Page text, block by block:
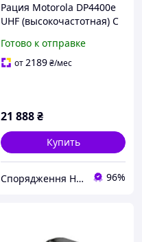
Рация Motorola DP4400e
UHF (высокочастотная) С
портативная
Готово к отправке
от2189₴/мес
21 888₴
Купить
Спорядження Hazardous 96%